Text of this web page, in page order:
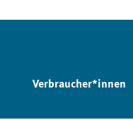
Verbraucher*innen